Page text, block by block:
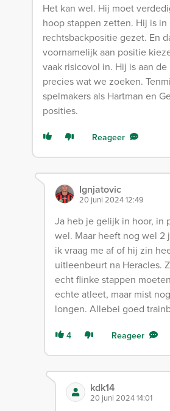
Het kan wel. Hij moet
hoop stappen zetten. Hij is in
rechtsbackpositie gezet. En
voornamelijk aan positie
vaak risicovol in. Hij is aan
precies wat we zoeken.
spelmakers als Hartman en
posities.
Reageer
Ignjatovic
20 juni 2024 12:49
Ja heb je gelijk in hoor, in
wel. Maar heeft nog wel 2
ik vraag me af of hij zin
uitleenbeurt na Heracles.
echt flinke stappen
echte atleet, maar mist
longen. Allebei goed
4 Reageer
kdk14
20 juni 2024 14:01